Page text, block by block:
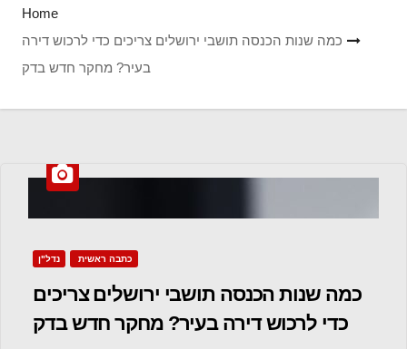
Home
כמה שנות הכנסה תושבי ירושלים צריכים כדי לרכוש דירה
בעיר? מחקר חדש בדק
כתבה ראשית נדל"ן
כמה שנות הכנסה תושבי ירושלים צריכים
כדי לרכוש דירה בעיר? מחקר חדש בדק